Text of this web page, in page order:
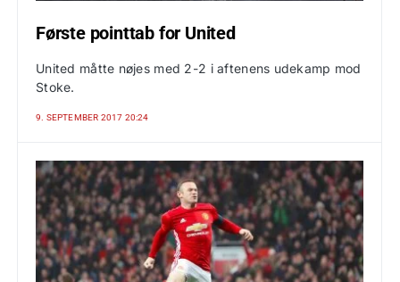
Første pointtab for United
United måtte nøjes med 2-2 i aftenens udekamp mod
Stoke.
9. SEPTEMBER 2017 20:24